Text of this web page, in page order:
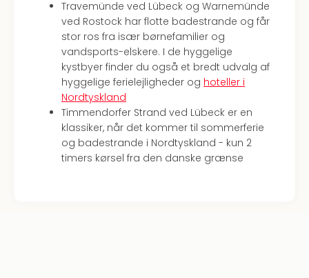
Travemünde ved Lübeck og Warnemünde
ved Rostock har flotte badestrande og får
stor ros fra især børnefamilier og
vandsports-elskere. I de hyggelige
kystbyer finder du også et bredt udvalg af
hyggelige ferielejligheder og hoteller i
Nordtyskland
Timmendorfer Strand ved Lübeck er en
klassiker, når det kommer til sommerferie
og badestrande i Nordtyskland - kun 2
timers kørsel fra den danske grænse